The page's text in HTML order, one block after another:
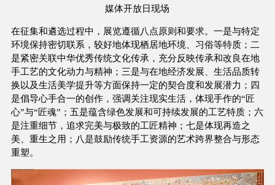
媒体开放日现场
在征集和遴选过程中，展览遵循八点原则和要求。一是与特定
环境保持密切联系，较好地体现栖居地环境、习俗等特质；二
是紧密关联中华优秀传统文化传承，充分反映传承和改良在地
手工艺的文化动力与精神；三是与在地经济发展、生活品质转
换以及生活美学提升等方面保持一定的契合度和发展潜力；四
是倡导心手合一的创作，强调关注现实生活，体现手作的“匠
心”与“匠魂”；五是蕴含绿色发展和可持续发展的工艺特质；六
是注重细节，追求完美与极致的工匠精神；七是体现再造之
美、重生之用；八是鼓励传统手工资源的艺术跨界整合与形态
重塑。